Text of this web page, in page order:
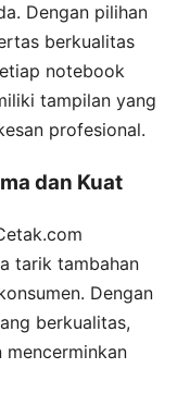
Dengan pilihan
berkualitas
notebook
tampilan yang
profesional.
dan Kuat
tarik tambahan
Dengan
berkualitas,
mencerminkan